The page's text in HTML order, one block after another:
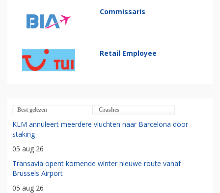
Commissaris
Retail Employee
Best gelezen Crashes
KLM annuleert meerdere vluchten naar Barcelona door
staking
05 aug 26
Transavia opent komende winter nieuwe route vanaf
Brussels Airport
05 aug 26